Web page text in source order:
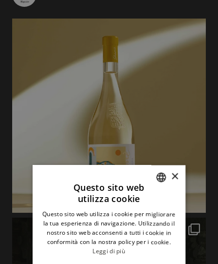
ENGLISH
×
Questo sito web
utilizza cookie
Questo sito web utilizza i cookie per migliorare
la tua esperienza di navigazione. Utilizzando il
nostro sito web acconsenti a tutti i cookie in
conformità con la nostra policy per i cookie.
Leggi di più